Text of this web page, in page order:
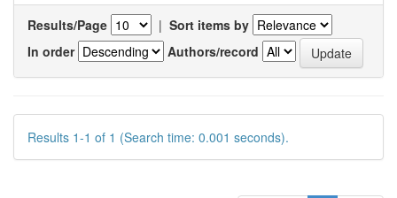
Results/Page | Sort items by
In order
Authors/record
Results 1-1 of 1 (Search time: 0.001 seconds).